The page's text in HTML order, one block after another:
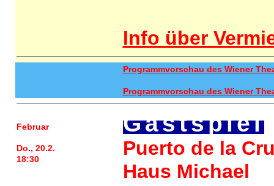
Info über
Programmvorschau des Wiener
Programmvorschau des Wiener
Februar
Do., 20.2.
18:30
Gastspiel
Puerto de la
Haus Michael